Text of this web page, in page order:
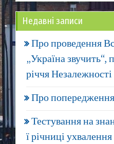
Недавні записи
Про проведення
„Україна звучить“,
річчя
Про
Тестування на
ї річниці